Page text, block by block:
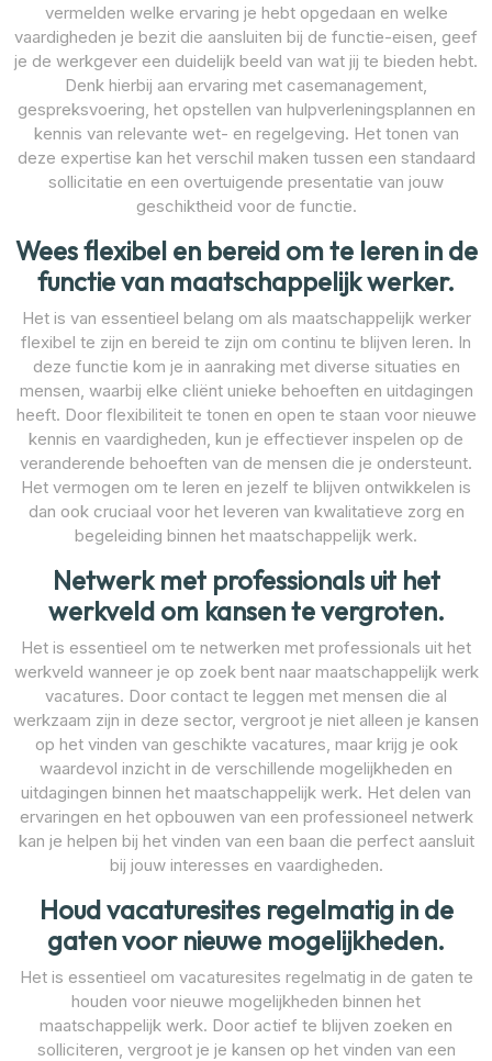
vermelden welke ervaring je hebt opgedaan en welke
vaardigheden je bezit die aansluiten bij de functie-eisen, geef
je de werkgever een duidelijk beeld van wat jij te bieden hebt.
Denk hierbij aan ervaring met casemanagement,
gespreksvoering, het opstellen van hulpverleningsplannen en
kennis van relevante wet- en regelgeving. Het tonen van
deze expertise kan het verschil maken tussen een standaard
sollicitatie en een overtuigende presentatie van jouw
geschiktheid voor de functie.
Wees flexibel en bereid om te leren in de
functie van maatschappelijk werker.
Het is van essentieel belang om als maatschappelijk werker
flexibel te zijn en bereid te zijn om continu te blijven leren. In
deze functie kom je in aanraking met diverse situaties en
mensen, waarbij elke cliënt unieke behoeften en uitdagingen
heeft. Door flexibiliteit te tonen en open te staan voor nieuwe
kennis en vaardigheden, kun je effectiever inspelen op de
veranderende behoeften van de mensen die je ondersteunt.
Het vermogen om te leren en jezelf te blijven ontwikkelen is
dan ook cruciaal voor het leveren van kwalitatieve zorg en
begeleiding binnen het maatschappelijk werk.
Netwerk met professionals uit het
werkveld om kansen te vergroten.
Het is essentieel om te netwerken met professionals uit het
werkveld wanneer je op zoek bent naar maatschappelijk werk
vacatures. Door contact te leggen met mensen die al
werkzaam zijn in deze sector, vergroot je niet alleen je kansen
op het vinden van geschikte vacatures, maar krijg je ook
waardevol inzicht in de verschillende mogelijkheden en
uitdagingen binnen het maatschappelijk werk. Het delen van
ervaringen en het opbouwen van een professioneel netwerk
kan je helpen bij het vinden van een baan die perfect aansluit
bij jouw interesses en vaardigheden.
Houd vacaturesites regelmatig in de
gaten voor nieuwe mogelijkheden.
Het is essentieel om vacaturesites regelmatig in de gaten te
houden voor nieuwe mogelijkheden binnen het
maatschappelijk werk. Door actief te blijven zoeken en
solliciteren, vergroot je je kansen op het vinden van een